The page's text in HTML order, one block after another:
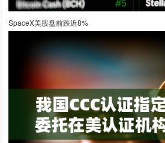
SpaceX美股盘前跌近8%